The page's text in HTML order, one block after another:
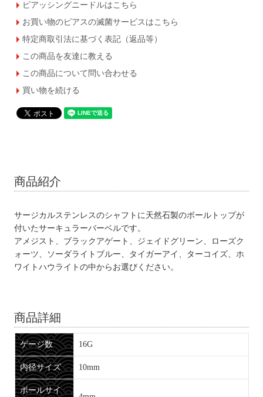
ピアッシングニードルはこちら
お買い物のピアスの滅菌サービスはこちら
特定商取引法に基づく表記（返品等）
この商品を友達に教える
この商品について問い合わせる
買い物を続ける
商品紹介
サージカルステンレスのシャフトに天然石製のボールトップが
付いたサーキュラーバーベルです。
アメジスト、ブラックアゲート、ジェイドグリーン、ローズク
ォーツ、ソーダライトブルー、タイガーアイ、ターコイズ、ホ
ワイトハウライトの中からお選びください。
商品詳細
ゲージ数 16G
内径サイズ 10mm
ボールサイ